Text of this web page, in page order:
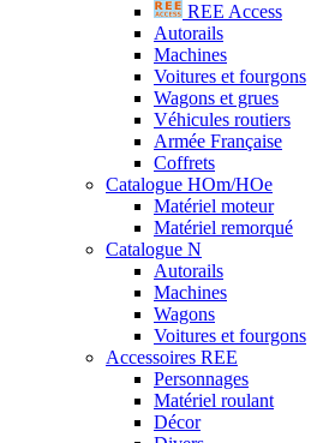
REE Access
Autorails
Machines
Voitures et fourgons
Wagons et grues
Véhicules routiers
Armée Française
Coffrets
Catalogue HOm/HOe
Matériel moteur
Matériel remorqué
Catalogue N
Autorails
Machines
Wagons
Voitures et fourgons
Accessoires REE
Personnages
Matériel roulant
Décor